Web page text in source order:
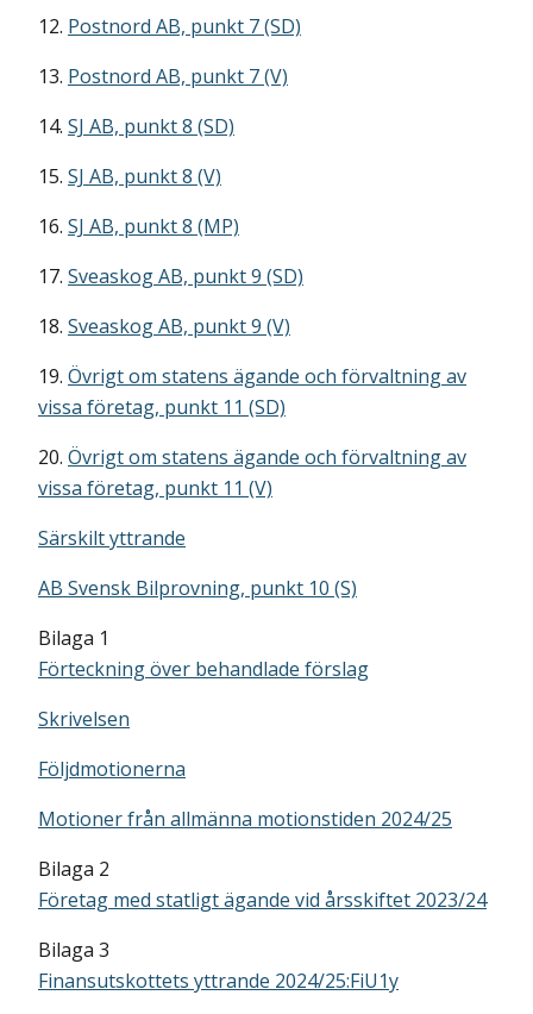
12. Postnord AB, punkt 7 (SD)
13. Postnord AB, punkt 7 (V)
14. SJ AB, punkt 8 (SD)
15. SJ AB, punkt 8 (V)
16. SJ AB, punkt 8 (MP)
17. Sveaskog AB, punkt 9 (SD)
18. Sveaskog AB, punkt 9 (V)
19. Övrigt om statens ägande och förvaltning av
vissa företag, punkt 11 (SD)
20. Övrigt om statens ägande och förvaltning av
vissa företag, punkt 11 (V)
Särskilt yttrande
AB Svensk Bilprovning, punkt 10 (S)
Bilaga 1
Förteckning över behandlade förslag
Skrivelsen
Följdmotionerna
Motioner från allmänna motionstiden 2024/25
Bilaga 2
Företag med statligt ägande vid årsskiftet 2023/24
Bilaga 3
Finansutskottets yttrande 2024/25:FiU1y